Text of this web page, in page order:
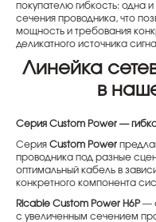
покупателю гибкость: одна
сечения проводника, что
мощность и требования
деликатного источника
Линейка
в
Серия Custom Power —
Серия Custom Power
проводника под разные
оптимальный кабель в
конкретного компонента
Ricable Custom Power H6P—
с увеличенным сечением